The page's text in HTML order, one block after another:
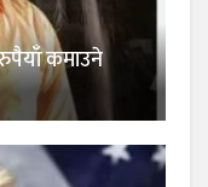
कमाउने